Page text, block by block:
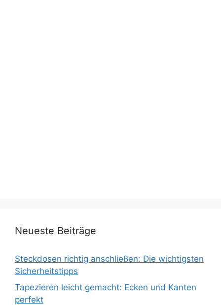
Neueste Beiträge
Steckdosen richtig anschließen: Die wichtigsten
Sicherheitstipps
Tapezieren leicht gemacht: Ecken und Kanten
perfekt